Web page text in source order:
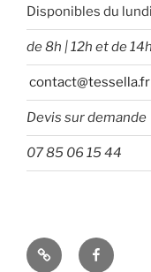
Disponibles du
de 8h | 12h et de
contact@tessella.fr
Devis sur demande
07 85 06 15 44
Tessella Facebook